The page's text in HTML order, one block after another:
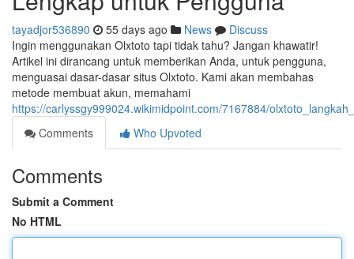
tayadjor536890 55 days ago News
Discuss
Ingin menggunakan Olxtoto tapi tidak tahu? Jangan khawatir!
Artikel ini dirancang untuk memberikan Anda, untuk pengguna,
menguasai dasar-dasar situs Olxtoto. Kami akan membahas
metode membuat akun, memahami
https://carlyssgy999024.wikimidpoint.com/7167884/
Comments
Who Upvoted
Comments
Submit a Comment
No HTML